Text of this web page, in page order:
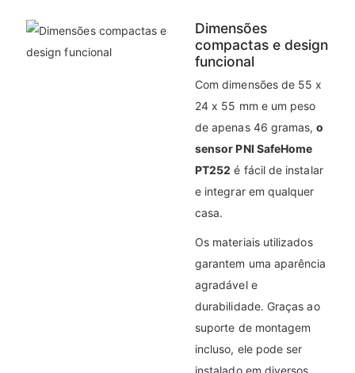
Dimensões
compactas e design
funcional
Com dimensões de 55 x
24 x 55 mm e um peso
de apenas 46 gramas,o
sensor PNI SafeHome
PT252 é fácil de instalar
e integrar em qualquer
casa.
Os materiais utilizados
garantem uma aparência
agradável e
durabilidade. Graças ao
suporte de montagem
incluso, ele pode ser